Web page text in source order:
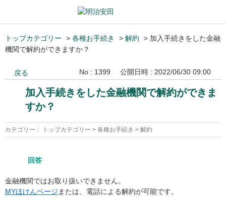
トップカテゴリー > 各種お手続き > 解約 > 加入手続きをした金融
機関で解約ができますか？
戻る No : 1399 公開日時 : 2022/06/30 09:00
加入手続きをした金融機関で解約ができま
すか？
カテゴリー : トップカテゴリー > 各種お手続き > 解約
回答
金融機関ではお取り扱いできません。
MYほけんページ または、電話による解約が可能です。